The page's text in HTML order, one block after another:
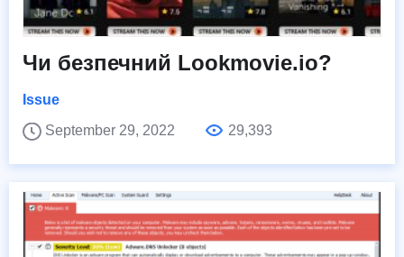
Чи безпечний Lookmovie.io?
Issue
September 29, 2022
29,393